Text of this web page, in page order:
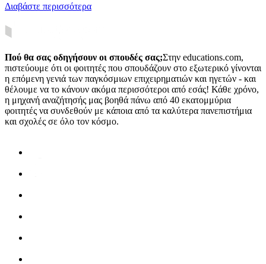
Διαβάστε περισσότερα
Πού θα σας οδηγήσουν οι σπουδές σας;Στην educations.com,
πιστεύουμε ότι οι φοιτητές που σπουδάζουν στο εξωτερικό γίνονται
η επόμενη γενιά των παγκόσμιων επιχειρηματιών και ηγετών - και
θέλουμε να το κάνουν ακόμα περισσότεροι από εσάς! Κάθε χρόνο,
η μηχανή αναζήτησής μας βοηθά πάνω από 40 εκατομμύρια
φοιτητές να συνδεθούν με κάποια από τα καλύτερα πανεπιστήμια
και σχολές σε όλο τον κόσμο.